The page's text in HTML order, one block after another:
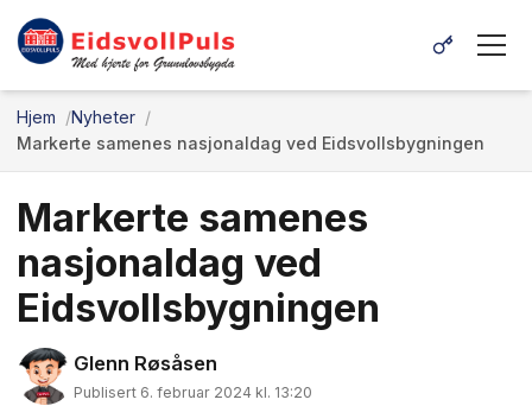
Hjem
Nyheter
Markerte samenes nasjonaldag ved Eidsvollsbygningen
Markerte samenes
nasjonaldag ved
Eidsvollsbygningen
Glenn Røsåsen
Publisert 6. februar 2024 kl. 13:20